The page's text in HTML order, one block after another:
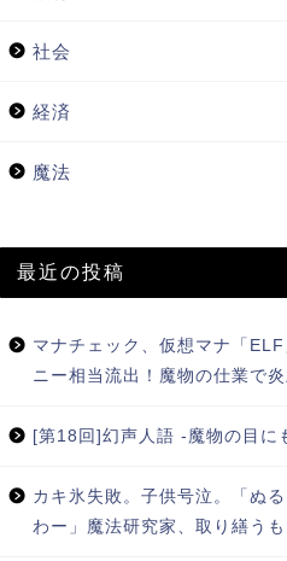
社会
経済
魔法
最近の投稿
マナチェック、仮想マナ「
ニー相当流出！魔物の仕業で炎
[第18回]幻声人語 -魔物の目に
カキ氷失敗。子供号泣。「ぬ
わー」魔法研究家、取り繕うも